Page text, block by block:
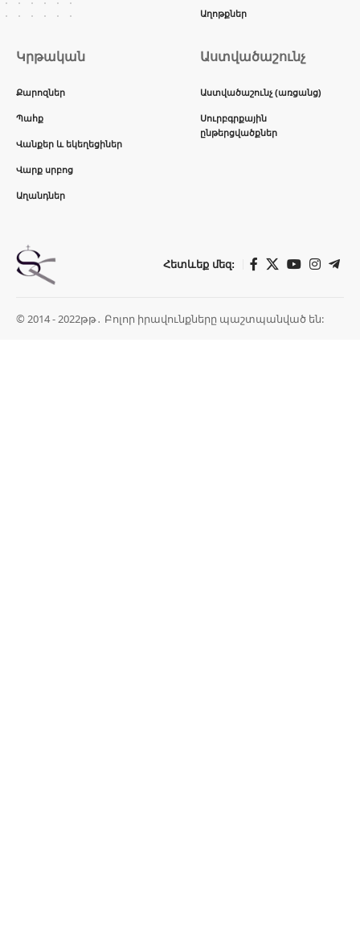
Աղոթքներ
Կրթական
Քարոզներ
Պահք
Վանքեր և եկեղեցիներ
Վարք սրբոց
Աղանդներ
Աստվածաշունչ
Աստվածաշունչ (առցանց)
Սուրբգրքային
ընթերցվածքներ
Հետևեք մեզ:
© 2014 - 2022թթ․ Բոլոր իրավունքները պաշտպանված են: